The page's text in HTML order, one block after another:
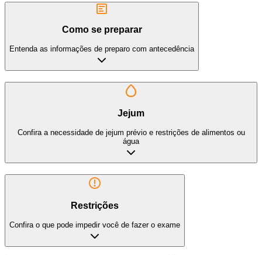
Como se preparar
Entenda as informações de preparo com antecedência
Jejum
Confira a necessidade de jejum prévio e restrições de alimentos ou
água
Restrições
Confira o que pode impedir você de fazer o exame